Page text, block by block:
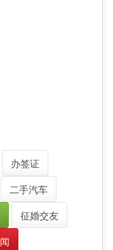
办签证
二手汽车
征婚交友